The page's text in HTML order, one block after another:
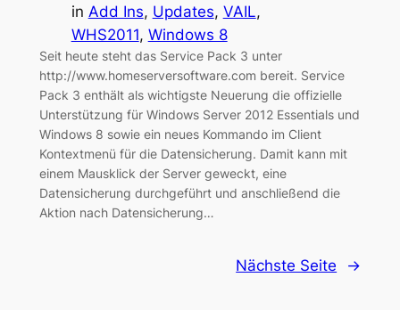
in Add Ins, Updates, VAIL
WHS2011, Windows 8
Seit heute steht das Service Pack 3 unter
http://www.homeserversoftware.com bereit. Service
Pack 3 enthält als wichtigste Neuerung die offizielle
Unterstützung für Windows Server 2012 Essentials und
Windows 8 sowie ein neues Kommando im Client
Kontextmenü für die Datensicherung. Damit kann mit
einem Mausklick der Server geweckt, eine
Datensicherung durchgeführt und anschließend die
Aktion nach Datensicherung…
Nächste Seite →